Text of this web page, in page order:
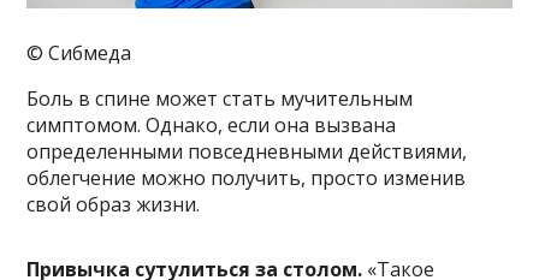
© Сибмеда
Боль в спине может стать мучительным
симптомом. Однако, если она вызвана
определенными повседневными действиями,
облегчение можно получить, просто изменив
свой образ жизни.
Привычка сутулиться за столом. «Такое